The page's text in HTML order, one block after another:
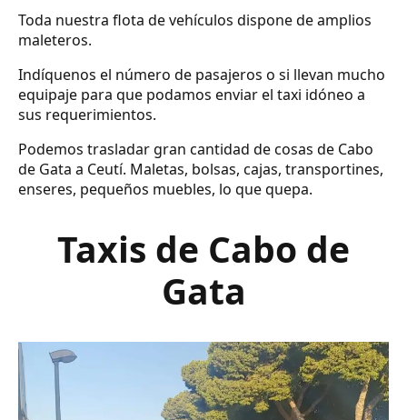
Toda nuestra flota de vehículos dispone de amplios
maleteros.
Indíquenos el número de pasajeros o si llevan mucho
equipaje para que podamos enviar el taxi idóneo a
sus requerimientos.
Podemos trasladar gran cantidad de cosas de Cabo
de Gata a Ceutí. Maletas, bolsas, cajas, transportines,
enseres, pequeños muebles, lo que quepa.
Taxis de Cabo de
Gata